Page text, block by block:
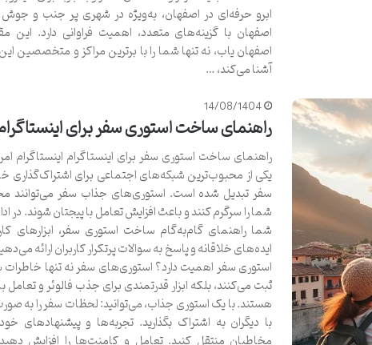
ابرو حرفه‌ای در اصفهان، به‌ویژه در شهری پر جنب و جوش
اصفهان با گزینه‌های متعدد، اهمیت فراوانی دارد. این
اصفهان یاب، نه تنها شما را با برترین مراکز و متخصصین
آشنا می‌کند، …
14/08/1404
راهنمای ساخت استوری سفر برای
راهنمای ساخت استوری سفر برای اینستاگرام اینستاگرام
یکی از محبوب‌ترین شبکه‌های اجتماعی برای اشتراک‌گذاری
سفر تبدیل شده است. استوری‌های جذاب سفر می‌توانند
شما را سرگرم کنند و باعث افزایش تعامل با پیجتان شوند. در
شما راهنمای گام‌به‌گام ساخت استوری سفر، ابزارهای
ایده‌های خلاقانه و پاسخ به سوالات پرتکرار کاربران ارائه
استوری سفر اهمیت دارد؟ استوری‌های سفر نه تنها خاطرات
ثبت می‌کنند، بلکه ابزار قدرتمندی برای جذب فالوئر و تعامل
هستند. با یک استوری جذاب، می‌توانید: لحظات سفر را به
با دیگران به اشتراک بگذارید. تجربه‌ها و پیشنهادهای